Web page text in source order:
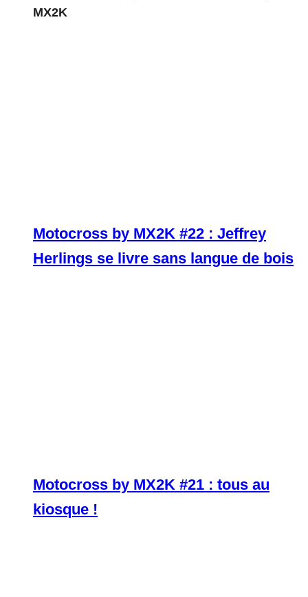
MX2K
Motocross by MX2K #22 : Jeffrey
Herlings se livre sans langue de bois
Motocross by MX2K #21 : tous au
kiosque !